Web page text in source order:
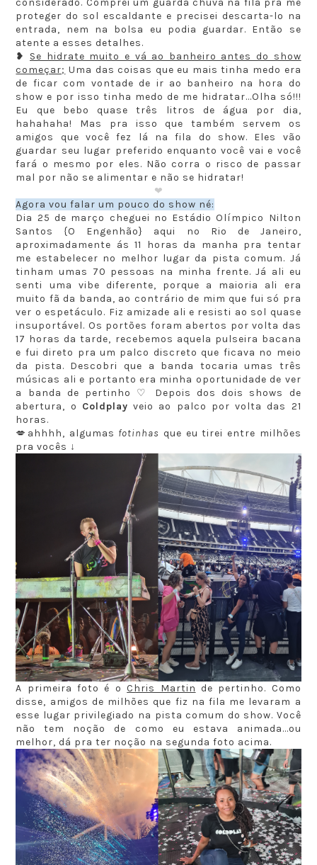
proteger do sol escaldante e precisei descarta-lo na
entrada, nem na bolsa eu podia guardar. Então se
atente a esses detalhes.
❥ Se hidrate muito e vá ao banheiro antes do show
começar; Uma das coisas que eu mais tinha medo era
de ficar com vontade de ir ao banheiro na hora do
show e por isso tinha medo de me hidratar...Olha só!!!
Eu que bebo quase três litros de água por dia,
hahahaha! Mas pra isso que também servem os
amigos que você fez lá na fila do show. Eles vão
guardar seu lugar preferido enquanto você vai e você
fará o mesmo por eles. Não corra o risco de passar
mal por não se alimentar e não se hidratar!
❤
Agora vou falar um pouco do show né:
Dia 25 de março cheguei no Estádio Olímpico Nilton
Santos {O Engenhão} aqui no Rio de Janeiro,
aproximadamente ás 11 horas da manha pra tentar
me estabelecer no melhor lugar da pista comum. Já
tinham umas 70 pessoas na minha frente. Já ali eu
senti uma vibe diferente, porque a maioria ali era
muito fã da banda, ao contrário de mim que fui só pra
ver o espetáculo. Fiz amizade ali e resisti ao sol quase
insuportável. Os portões foram abertos por volta das
17 horas da tarde, recebemos aquela pulseira bacana
e fui direto pra um palco discreto que ficava no meio
da pista. Descobri que a banda tocaria umas três
músicas ali e portanto era minha oportunidade de ver
a banda de pertinho ♡ Depois dos dois shows de
abertura, o Coldplay veio ao palco por volta das 21
horas.
💋ahhhh, algumas fotinhas que eu tirei entre milhões
pra vocês ↓
A primeira foto é o Chris Martin de pertinho. Como
disse, amigos de milhões que fiz na fila me levaram a
esse lugar privilegiado na pista comum do show. Você
não tem noção de como eu estava animada...ou
melhor, dá pra ter noção na segunda foto acima.